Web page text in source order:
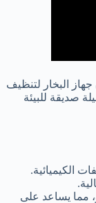
البخار لتنظيف
صديقة للبيئة
الكيميائية.
مما يساعد على